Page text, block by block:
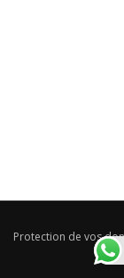
Protection de vos